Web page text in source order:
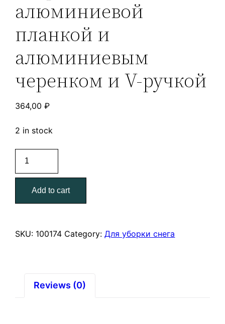
алюминиевой
планкой и
алюминиевым
черенком и V-ручкой
364,00₽
2 in stock
Актив-
Авто
сборе
алюминиевой
черенком
Add to cart
SKU: 100174 Category:Для уборки снега
Reviews (0)